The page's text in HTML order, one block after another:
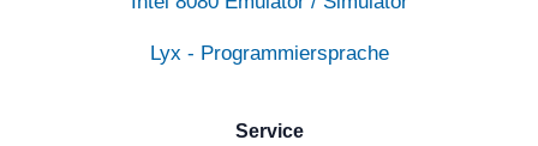
Lyx - Programmiersprache
Service